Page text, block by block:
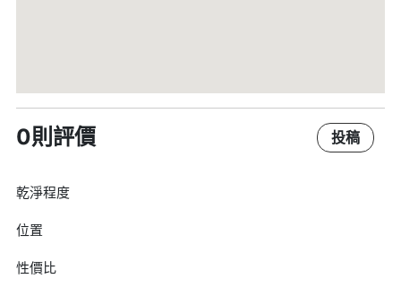
0則評價 投稿
乾淨程度
位置
性價比